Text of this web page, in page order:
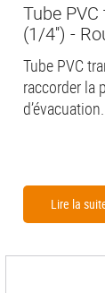
Tube
(1/4'') -
Tube PVC
raccorder la
Lire la